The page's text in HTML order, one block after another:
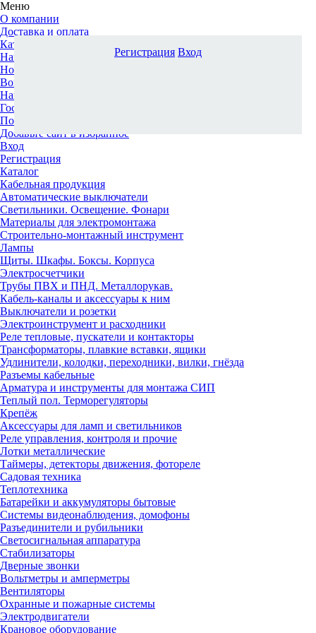
Меню
О компании
Доставка и оплата
Каталог
Наши офисы
Новости и новинки
Вопрос-ответ
Наша команда
Гос. заказчикам
Поставщикам
Добавьте сайт в избранное
Вход
Регистрация
Каталог
Кабельная продукция
Автоматические выключатели
Светильники. Освещение. Фонари
Материалы для электромонтажа
Строительно-монтажный инструмент
Лампы
Щиты. Шкафы. Боксы. Корпуса
Электросчетчики
Трубы ПВХ и ПНД. Металлорукав.
Кабель-каналы и аксессуары к ним
Выключатели и розетки
Электроинструмент и расходники
Реле тепловые, пускатели и контакторы
Трансформаторы, плавкие вставки, ящики
Удлинители, колодки, переходники, вилки, гнёзда
Разъемы кабельные
Арматура и инструменты для монтажа СИП
Теплый пол. Терморегуляторы
Крепёж
Аксессуары для ламп и светильников
Реле управления, контроля и прочие
Лотки металлические
Таймеры, детекторы движения, фотореле
Садовая техника
Теплотехника
Батарейки и аккумуляторы бытовые
Системы видеонаблюдения, домофоны
Разъединители и рубильники
Светосигнальная аппаратура
Стабилизаторы
Дверные звонки
Вольтметры и амперметры
Вентиляторы
Охранные и пожарные системы
Электродвигатели
Крановое оборудование
Регистрация Вход